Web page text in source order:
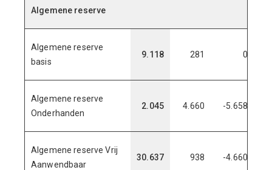
Algemene reserve
Algemene reserve
basis
9.118 281 0
Algemene reserve
Onderhanden
2.045 4.660 -5.658
Algemene reserve Vrij
Aanwendbaar
30.637 938 -4.660